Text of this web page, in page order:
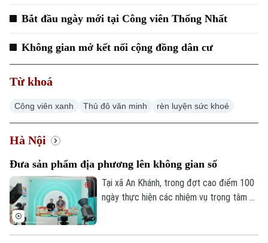
Thời sự
Chính trị
Xã hội
An ninh trật tự
Nhịp sống Hà Nội
Người Hà Nội
Thế giới
Tin tức
Kinh tế
Bắt đầu ngày mới tại Công viên Thống Nhất
Không gian mở kết nối cộng đồng dân cư
Từ khoá
Công viên xanh Thủ đô văn minh rèn luyện sức khoẻ
Hà Nội
Đưa sản phẩm địa phương lên không gian số
Tại xã An Khánh, trong đợt cao điểm 100
ngày thực hiện các nhiệm vụ trọng tâm về